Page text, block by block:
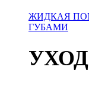
ЖИДКАЯ
ГУБАМИ
УХОД